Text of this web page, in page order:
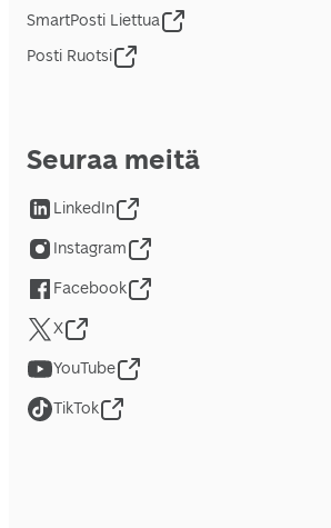
SmartPosti Liettua
Posti Ruotsi
Seuraa meitä
LinkedIn
Instagram
Facebook
X
YouTube
TikTok